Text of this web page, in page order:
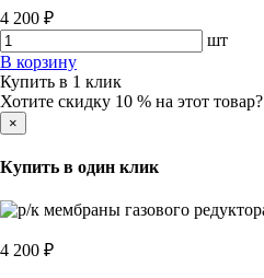
4 200 ₽
шт
В корзину
Купить в 1 клик
Хотите скидку 10 % на этот товар?
×
Купить в один клик
4 200 ₽